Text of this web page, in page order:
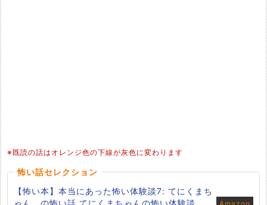
※既読の話はオレンジ色の下線が灰色に変わります
怖い話セレクション
【怖い本】本当にあった怖い体験談7: てにくまち
ゃん。の怖い話 てにくまちゃんの怖い体験談
Amazon